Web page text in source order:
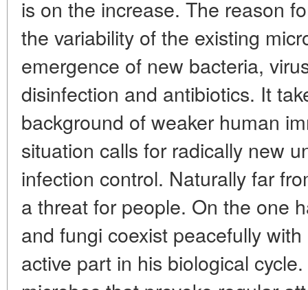
is on the increase. The reason
the variability of the existing
emergence of new bacteria,
disinfection and antibiotics. It
background of weaker human
situation calls for radically new
infection control. Naturally far
a threat for people. On the one
and fungi coexist peacefully
active part in his biological